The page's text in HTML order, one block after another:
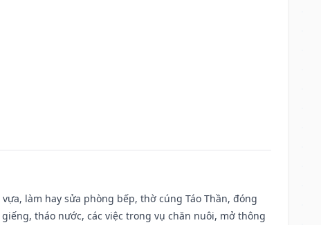
làm hay sửa phòng bếp, thờ cúng Táo Thần, đóng
tháo nước, các việc trong vụ chăn nuôi, mở thông